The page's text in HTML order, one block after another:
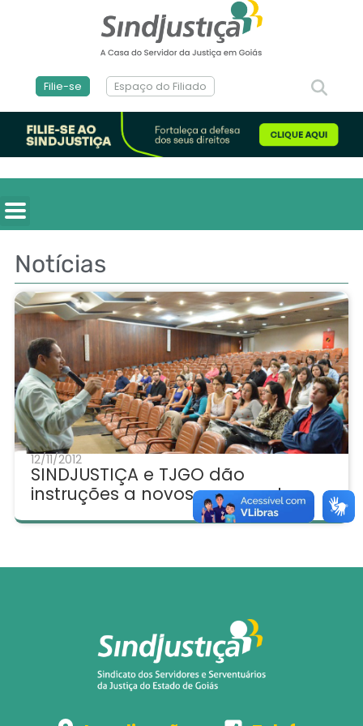
Filie-se Espaço do Filiado
Notícias
12/11/2012
SINDJUSTIÇA e TJGO dão
instruções a novos escreventes